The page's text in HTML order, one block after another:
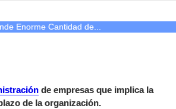
Enorme Cantidad de...
de empresas que implica la
de la organización.